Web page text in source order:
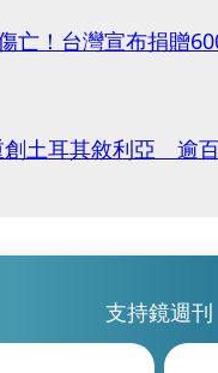
亡！台灣宣布捐贈
創土耳其敘利亞 逾
支持鏡週刊